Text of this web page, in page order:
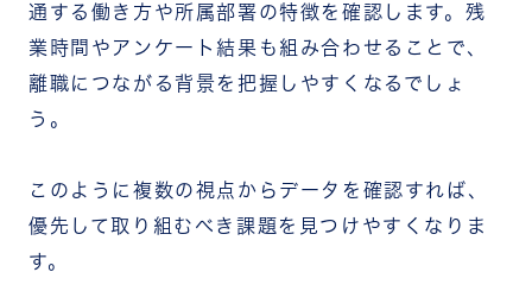
通する働き方や所属部署の特徴を確認します。残
業時間やアンケート結果も組み合わせることで、
離職につながる背景を把握しやすくなるでしょ
う。
このように複数の視点からデータを確認すれば、
優先して取り組むべき課題を見つけやすくなりま
す。